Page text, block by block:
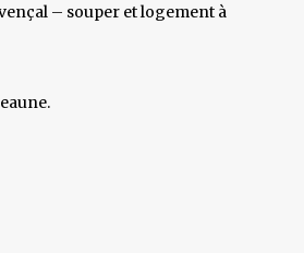
– souper et logement à